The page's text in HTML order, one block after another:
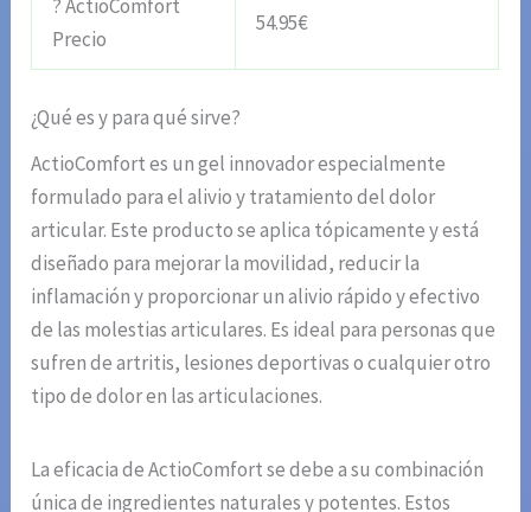
? ActioComfort
Precio
54.95€
¿Qué es y para qué sirve?
ActioComfort es un gel innovador especialmente
formulado para el alivio y tratamiento del dolor
articular. Este producto se aplica tópicamente y está
diseñado para mejorar la movilidad, reducir la
inflamación y proporcionar un alivio rápido y efectivo
de las molestias articulares. Es ideal para personas que
sufren de artritis, lesiones deportivas o cualquier otro
tipo de dolor en las articulaciones.
La eficacia de ActioComfort se debe a su combinación
única de ingredientes naturales y potentes. Estos